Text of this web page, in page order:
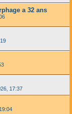
a 32 ans
17:37